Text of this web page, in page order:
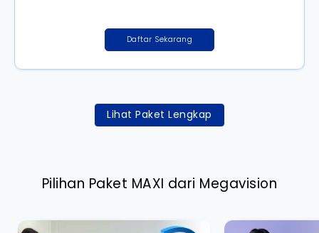
Daftar Sekarang
Lihat Paket Lengkap
Pilihan Paket MAXI dari Megavision